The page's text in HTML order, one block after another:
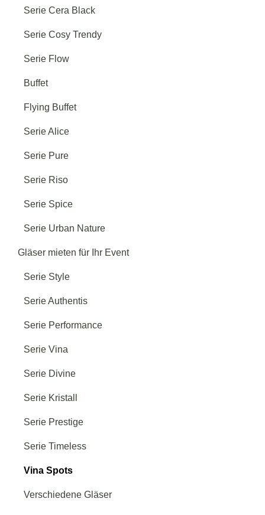
Serie Style
Serie Kristall
Serie Prestige
Serie Cera Black
Serie Cosy Trendy
Serie Flow
Buffet
Flying Buffet
Serie Alice
Serie Pure
Serie Riso
Serie Spice
Serie Urban Nature
Gläser mieten für Ihr Event
Serie Style
Serie Authentis
Serie Performance
Serie Vina
Serie Divine
Serie Kristall
Serie Prestige
Serie Timeless
Vina Spots
Verschiedene Gläser